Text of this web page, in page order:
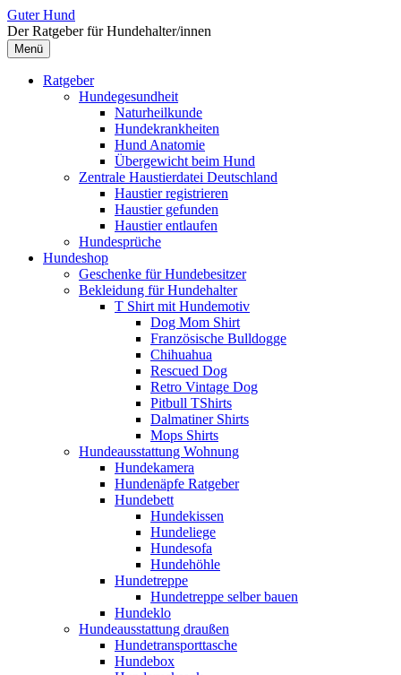
Zum
Inhalt
überspringen
Guter Hund
Der Ratgeber für Hundehalter/innen
Menü
Ratgeber
Hundegesundheit
Naturheilkunde
Hundekrankheiten
Hund Anatomie
Übergewicht beim Hund
Zentrale Haustierdatei Deutschland
Haustier registrieren
Haustier gefunden
Haustier entlaufen
Hundesprüche
Hundeshop
Geschenke für Hundebesitzer
Bekleidung für Hundehalter
T Shirt mit Hundemotiv
Dog Mom Shirt
Französische Bulldogge
Chihuahua
Rescued Dog
Retro Vintage Dog
Pitbull TShirts
Dalmatiner Shirts
Mops Shirts
Hundeausstattung Wohnung
Hundekamera
Hundenäpfe Ratgeber
Hundebett
Hundekissen
Hundeliege
Hundesofa
Hundehöhle
Hundetreppe
Hundetreppe selber bauen
Hundeklo
Hundeausstattung draußen
Hundetransporttasche
Hundebox